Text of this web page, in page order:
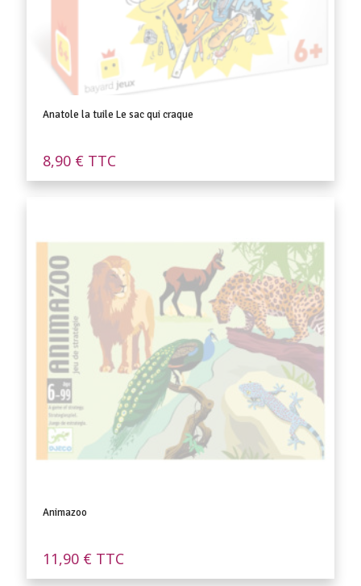
Anatole la tuile Le sac qui craque
8,90 € TTC
Animazoo
11,90 € TTC